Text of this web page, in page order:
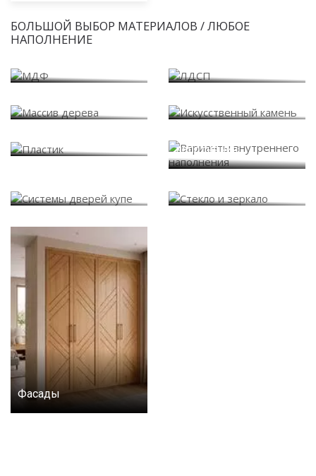
БОЛЬШОЙ ВЫБОР МАТЕРИАЛОВ / ЛЮБОЕ
НАПОЛНЕНИЕ
наполнения
Фасады